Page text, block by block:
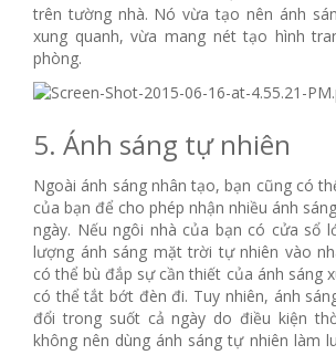
trên tường nhà. Nó vừa tạo nên ánh
xung quanh, vừa mang nét tạo hình
phòng.
5. Ánh sáng tự nhiên
Ngoài ánh sáng nhân tạo, bạn cũng có
của bạn để cho phép nhận nhiều ánh
ngày. Nếu ngôi nhà của bạn có cửa sổ
lượng ánh sáng mặt trời tự nhiên vào
có thể bù đắp sự cần thiết của ánh sáng
có thể tắt bớt đèn đi. Tuy nhiên, ánh
đổi trong suốt cả ngày do điều kiện
không nên dùng ánh sáng tự nhiên làm